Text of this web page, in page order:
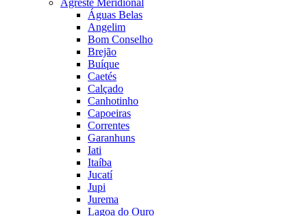
Agreste Meridional
Águas Belas
Angelim
Bom Conselho
Brejão
Buíque
Caetés
Calçado
Canhotinho
Capoeiras
Correntes
Garanhuns
Iati
Itaíba
Jucatí
Jupi
Jurema
Lagoa do Ouro